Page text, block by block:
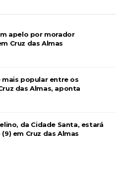
apelo por morador
Cruz das Almas
mais popular entre os
das Almas, aponta
da Cidade Santa, estará
em Cruz das Almas